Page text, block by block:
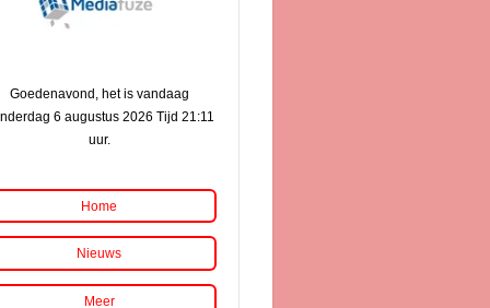
Goedenavond, het is vandaag
6 augustus 2026 Tijd 21:11
uur.
Home
Nieuws
Meer